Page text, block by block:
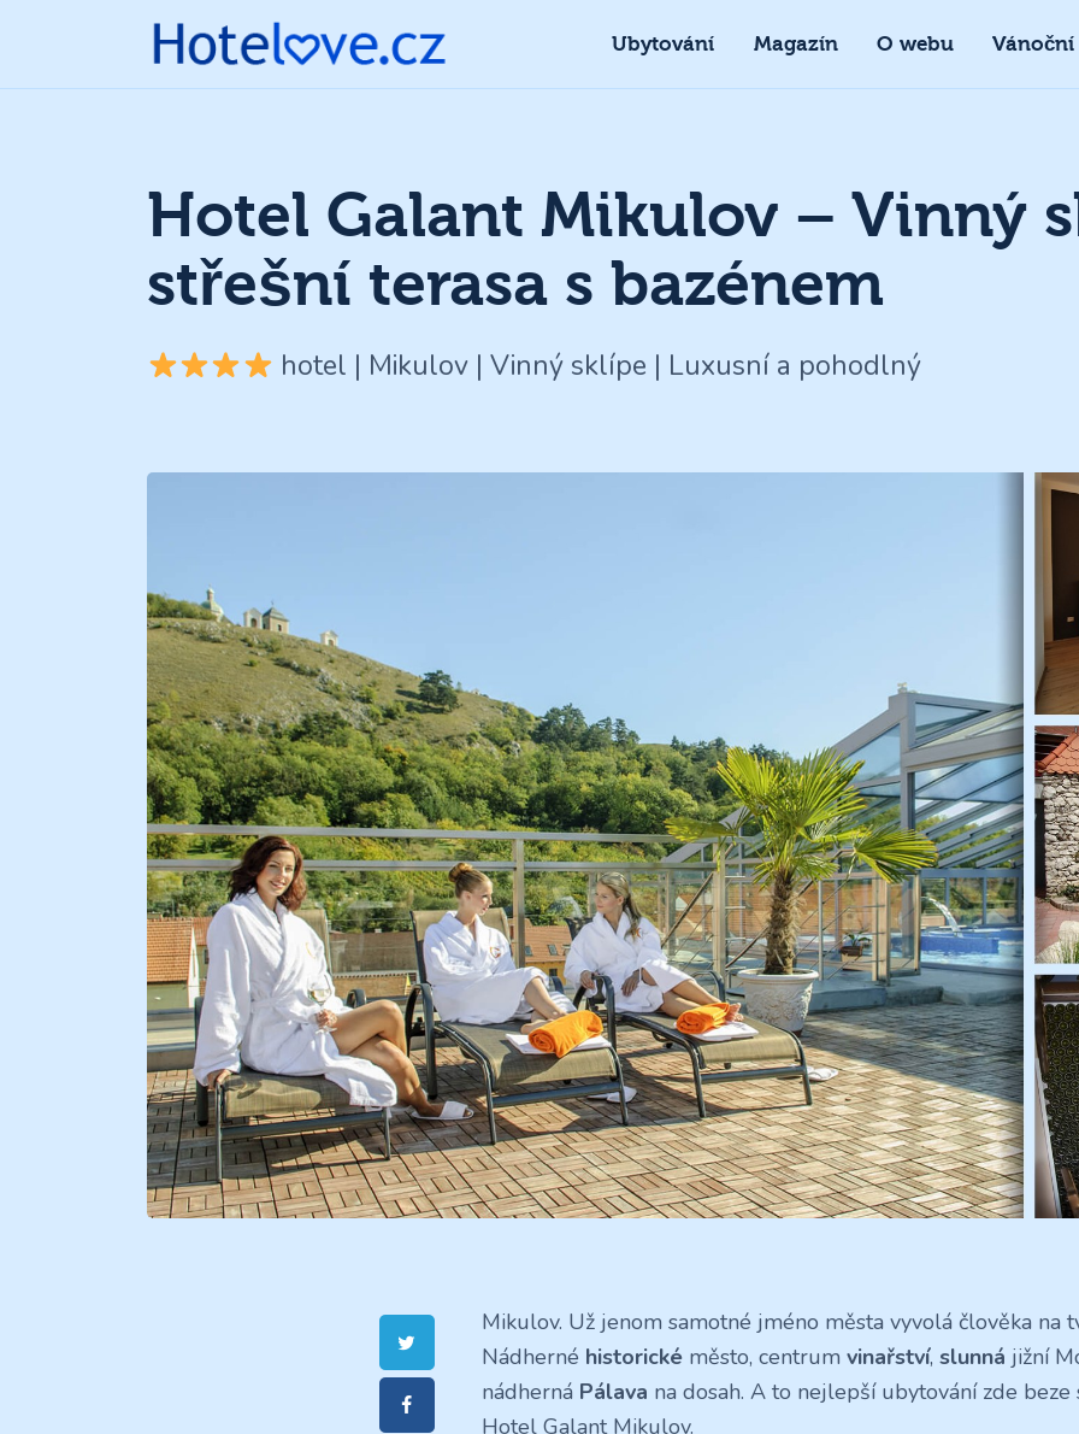
Ubytování Magazín O webu
Hotel Galant Mikulov – Vinný
střešní terasa s bazénem
hotel | Mikulov | Vinný sklípe | Luxusní a pohodlný
Mikulov. Už jenom samotné jméno města vyvolá člověka na
Nádherné historické město, centrumvinařství,slunná jižní
nádherná Pálava na dosah. A to nejlepší ubytování zde beze
Hotel Galant Mikulov.